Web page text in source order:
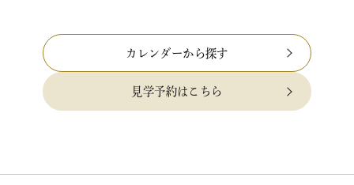
カレンダーから探す
見学予約はこちら